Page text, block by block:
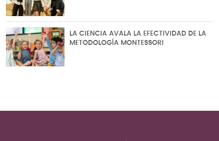
LA CIENCIA AVALA LA EFECTIVIDAD DE LA
METODOLOGÍA MONTESSORI